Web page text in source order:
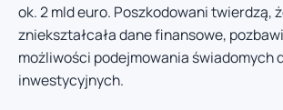
ok. 2 mld euro. Poszkodowani twierdzą,
zniekształcała dane finansowe,
możliwości podejmowania świadomych
inwestycyjnych.